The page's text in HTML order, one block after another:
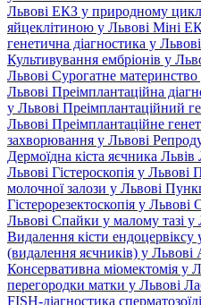
Львові ЕКЗ у природному
яйцеклітиною у Львові Міні
генетична діагностика у Львові
Культивування ембріонів у
Львові Сурогатне материнство
Львові Преімплантаційна
у Львові Преімплантаційний
Львові Преімплантаційне
захворювання у Львові
Дермоїдна кіста яєчника Львів
Львові Гістероскопія у Львові
молочної залози у Львові
Гістерорезектоскопія у Львові
Львові Спайки у малому тазі у
Видалення кісти ендоцервіксу
(видалення яєчників) у Львові
Консервативна міомектомія у
перегородки матки у Львові
FISH-діагностика